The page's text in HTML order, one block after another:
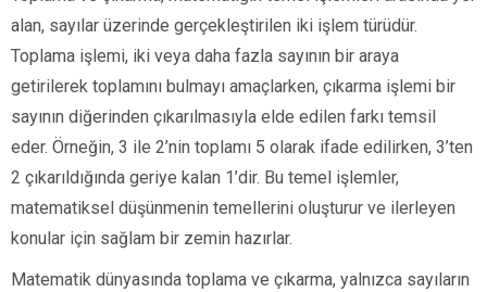
alan, sayılar üzerinde gerçekleştirilen iki işlem türüdür.
Toplama işlemi, iki veya daha fazla sayının bir araya
getirilerek toplamını bulmayı amaçlarken, çıkarma işlemi bir
sayının diğerinden çıkarılmasıyla elde edilen farkı temsil
eder. Örneğin, 3 ile 2’nin toplamı 5 olarak ifade edilirken, 3’ten
2 çıkarıldığında geriye kalan 1’dir. Bu temel işlemler,
matematiksel düşünmenin temellerini oluşturur ve ilerleyen
konular için sağlam bir zemin hazırlar.
Matematik dünyasında toplama ve çıkarma, yalnızca sayıların